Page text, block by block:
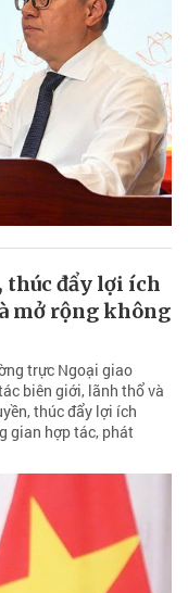
thúc đẩy lợi ích
mở rộng không
trực Ngoại giao
biên giới, lãnh thổ và
thúc đẩy lợi ích
gian hợp tác, phát